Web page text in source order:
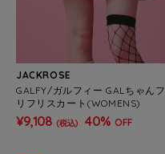
JACKROSE
GALFY/ガルフィー GALちゃんフ
リフリスカート(WOMENS)
¥9,108 (税込) 40% OFF